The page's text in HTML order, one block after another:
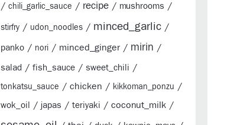
/ chili_garlic_sauce / recipe / mushrooms /
stirfry / udon_noodles / minced_garlic /
panko / nori / minced_ginger/ mirin /
salad / fish_sauce / sweet_chili /
tonkatsu_sauce / chicken / kikkoman_ponzu /
wok_oil / japas / teriyaki / coconut_milk /